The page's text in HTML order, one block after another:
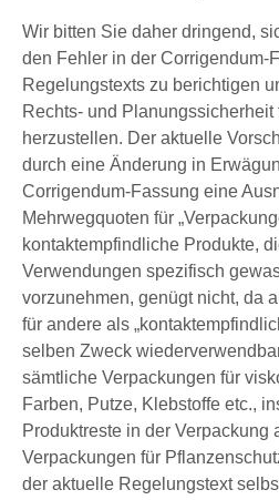
Wir bitten Sie daher dringend,
den Fehler in der Corrigendum-
Regelungstexts zu berichtigen
Rechts- und
herzustellen. Der aktuelle
durch eine Änderung in
Corrigendum-Fassung eine
Mehrwegquoten für
kontaktempfindliche Produkte,
Verwendungen spezifisch
vorzunehmen, genügt nicht, da
für andere als
selben Zweck
sämtliche Verpackungen für
Farben, Putze, Klebstoffe etc.,
Produktreste in der Verpackung
Verpackungen für
der aktuelle Regelungstext